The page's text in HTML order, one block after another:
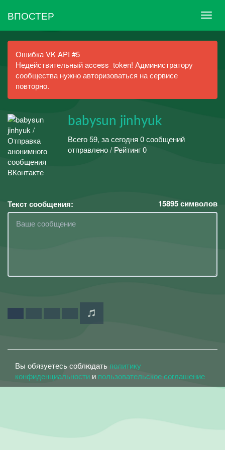
ВПОСТЕР
Ошибка VK API #5
Недействительный access_token! Администратору
сообщества нужно авторизоваться на сервисе
повторно.
babysun jinhyuk
Всего 59, за сегодня 0 сообщений
отправлено / Рейтинг 0
Текст сообщения: 15895символов
Вы обязуетесь соблюдать политику
конфиденциальности и пользовательское соглашение